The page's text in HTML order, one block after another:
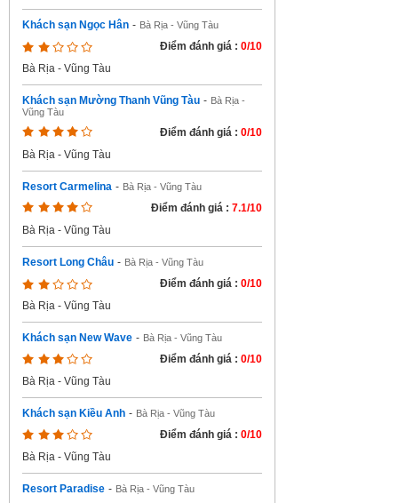
Khách sạn Ngọc Hân - Bà Rịa - Vũng Tàu
Điểm đánh giá : 0/10
Bà Rịa - Vũng Tàu
Khách sạn Mường Thanh Vũng Tàu - Bà Rịa -
Vũng Tàu
Điểm đánh giá : 0/10
Bà Rịa - Vũng Tàu
Resort Carmelina - Bà Rịa - Vũng Tàu
Điểm đánh giá : 7.1/10
Bà Rịa - Vũng Tàu
Resort Long Châu - Bà Rịa - Vũng Tàu
Điểm đánh giá : 0/10
Bà Rịa - Vũng Tàu
Khách sạn New Wave - Bà Rịa - Vũng Tàu
Điểm đánh giá : 0/10
Bà Rịa - Vũng Tàu
Khách sạn Kiều Anh - Bà Rịa - Vũng Tàu
Điểm đánh giá : 0/10
Bà Rịa - Vũng Tàu
Resort Paradise - Bà Rịa - Vũng Tàu